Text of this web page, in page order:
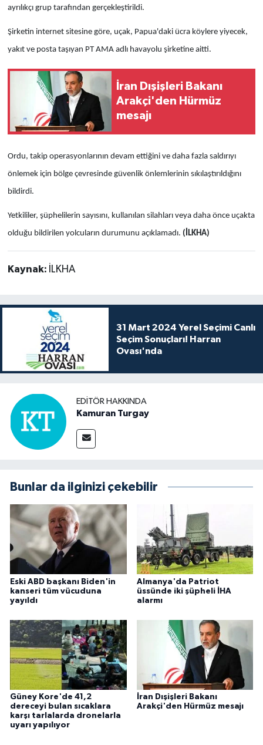
ayrılıkçı grup tarafından gerçekleştirildi.
Şirketin internet sitesine göre, uçak, Papua'daki ücra köylere yiyecek,
yakıt ve posta taşıyan PT AMA adlı havayolu şirketine aitti.
İran Dışişleri Bakanı
Arakçi'den Hürmüz
mesajı
Ordu, takip operasyonlarının devam ettiğini ve daha fazla saldırıyı
önlemek için bölge çevresinde güvenlik önlemlerinin sıkılaştırıldığını
bildirdi.
Yetkililer, şüphelilerin sayısını, kullanılan silahları veya daha önce uçakta
olduğu bildirilen yolcuların durumunu açıklamadı. (İLKHA)
Kaynak: İLKHA
31 Mart 2024 Yerel Seçimi Canlı
Seçim Sonuçları! Harran
Ovası'nda
EDITÖR HAKKINDA
Kamuran Turgay
Bunlar da ilginizi çekebilir
Eski ABD başkanı Biden'in
kanseri tüm vücuduna
yayıldı
Almanya'da Patriot
üssünde iki şüpheli İHA
alarmı
Güney Kore'de 41,2
dereceyi bulan sıcaklara
karşı tarlalarda dronelarla
uyarı yapılıyor
İran Dışişleri Bakanı
Arakçi'den Hürmüz mesajı